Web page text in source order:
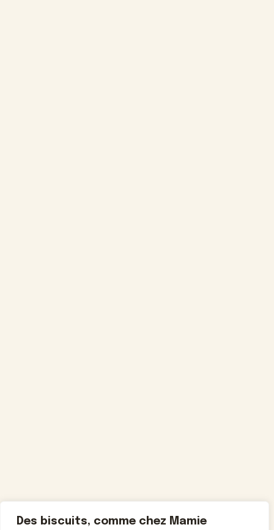
Des biscuits, comme chez Mamie